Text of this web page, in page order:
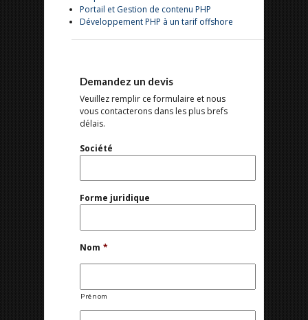
Portail et Gestion de contenu PHP
Développement PHP à un tarif offshore
Demandez un devis
Veuillez remplir ce formulaire et nous
vous contacterons dans les plus brefs
délais.
Société
Forme juridique
Nom *
Prénom